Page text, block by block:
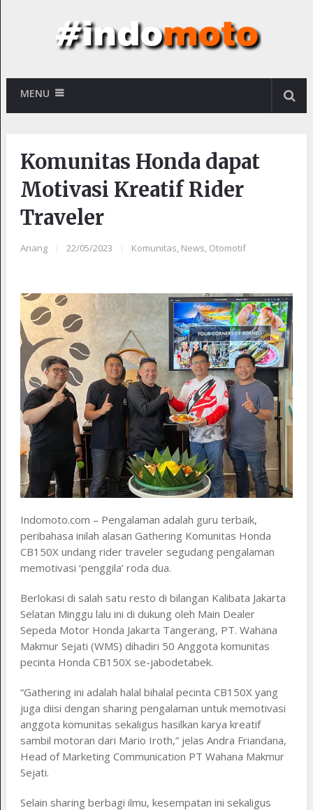
MENU
Komunitas Honda dapat
Motivasi Kreatif Rider
Traveler
Anang 22/05/2023 Komunitas, News, Otomotif
Indomoto.com – Pengalaman adalah guru terbaik,
peribahasa inilah alasan Gathering Komunitas Honda
CB150X undang rider traveler segudang pengalaman
memotivasi ‘penggila’ roda dua.
Berlokasi di salah satu resto di bilangan Kalibata Jakarta
Selatan Minggu lalu ini di dukung oleh Main Dealer
Sepeda Motor Honda Jakarta Tangerang, PT. Wahana
Makmur Sejati (WMS) dihadiri 50 Anggota komunitas
pecinta Honda CB150X se-jabodetabek.
“Gathering ini adalah halal bihalal pecinta CB150X yang
juga diisi dengan sharing pengalaman untuk memotivasi
anggota komunitas sekaligus hasilkan karya kreatif
sambil motoran dari Mario Iroth,” jelas Andra Friandana,
Head of Marketing Communication PT Wahana Makmur
Sejati.
Selain sharing berbagi ilmu, kesempatan ini sekaligus